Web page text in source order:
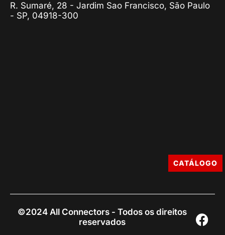
R. Sumaré, 28 - Jardim Sao Francisco, São Paulo
- SP, 04918-300
©2024 All Connectors - Todos os direitos
reservados
CATÁLOGO